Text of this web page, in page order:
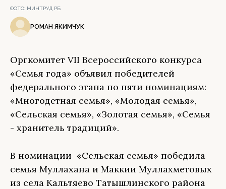
ФОТО: МИНТРУД РБ
РОМАН ЯКИМЧУК
Оргкомитет VII Всероссийского конкурса
«Семья года» объявил победителей
федерального этапа по пяти номинациям:
«Многодетная семья», «Молодая семья»,
«Сельская семья», «Золотая семья», «Семья
- хранитель традиций».
В номинации «Сельская семья» победила
семья Муллахана и Маккии Муллахметовых
из села Кальтяево Татышлинского района